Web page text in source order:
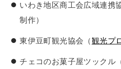
いわき地区商工会広域連携
制作）
東伊豆町観光協会（観光プ
チェコのお菓子屋ツックル